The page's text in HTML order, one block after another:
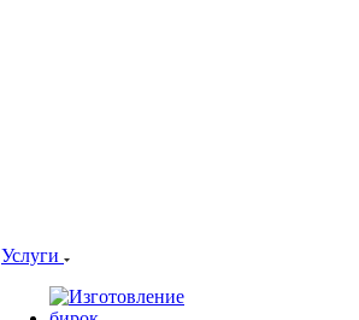
Услуги